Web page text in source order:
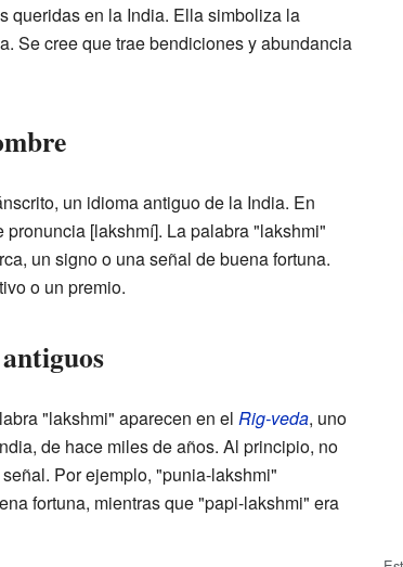
queridas en la India. Ella simboliza la
Se cree que trae bendiciones y abundancia
un idioma antiguo de la India. En
[lakshmí]. La palabra "lakshmi"
un signo o una señal de buena fortuna.
o un premio.
"lakshmi" aparecen en el Rig-veda, uno
de hace miles de años. Al principio, no
Por ejemplo, "punia-lakshmi"
fortuna, mientras que "papi-lakshmi" era